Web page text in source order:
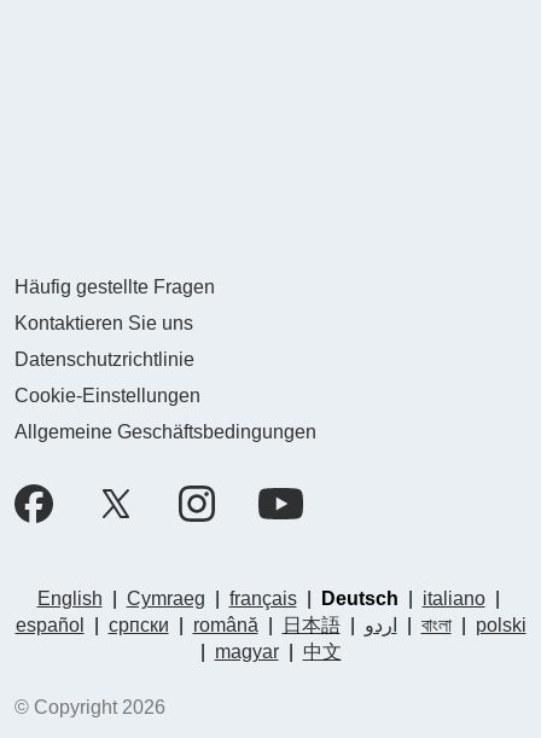
Häufig gestellte Fragen
Kontaktieren Sie uns
Datenschutzrichtlinie
Cookie-Einstellungen
Allgemeine Geschäftsbedingungen
English Cymraeg français| Deutsch italiano|
español
српски română 日本語| اردو বাংলা|
polski
magyar| 中文
© Copyright 2026